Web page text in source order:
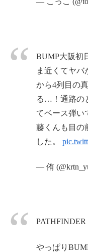
BUMP大阪初
ま近くてヤ
から4列目の
る…！通路の
てベース弾い
藤くんも目の
した。
— 侑
やっぱり